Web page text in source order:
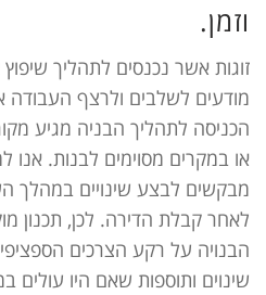
וזמן.
זוגות אשר נכנסים לתהליך
מודעים לשלבים ולרצף העבודה
הכניסה לתהליך הבניה מגיע
או במקרים מסוימים לבנות. אנו
מבקשים לבצע שינויים במהלך
לאחר קבלת הדירה. לכן, תכנון
הבנויה על רקע הצרכים
שינוים ותוספות שאם היו